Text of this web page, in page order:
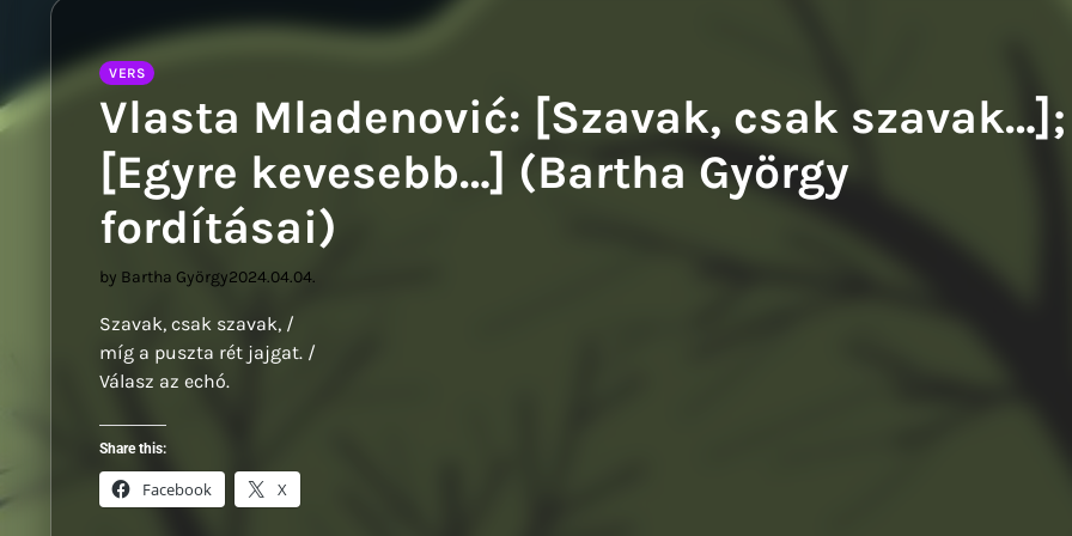
VERS
Vlasta Mladenović: [Szavak, csak szavak…];
[Egyre kevesebb…] (Bartha György
fordításai)
by Bartha György2024.04.04.
Szavak, csak szavak, /
míg a puszta rét jajgat. /
Válasz az echó.
Share this:
Facebook X